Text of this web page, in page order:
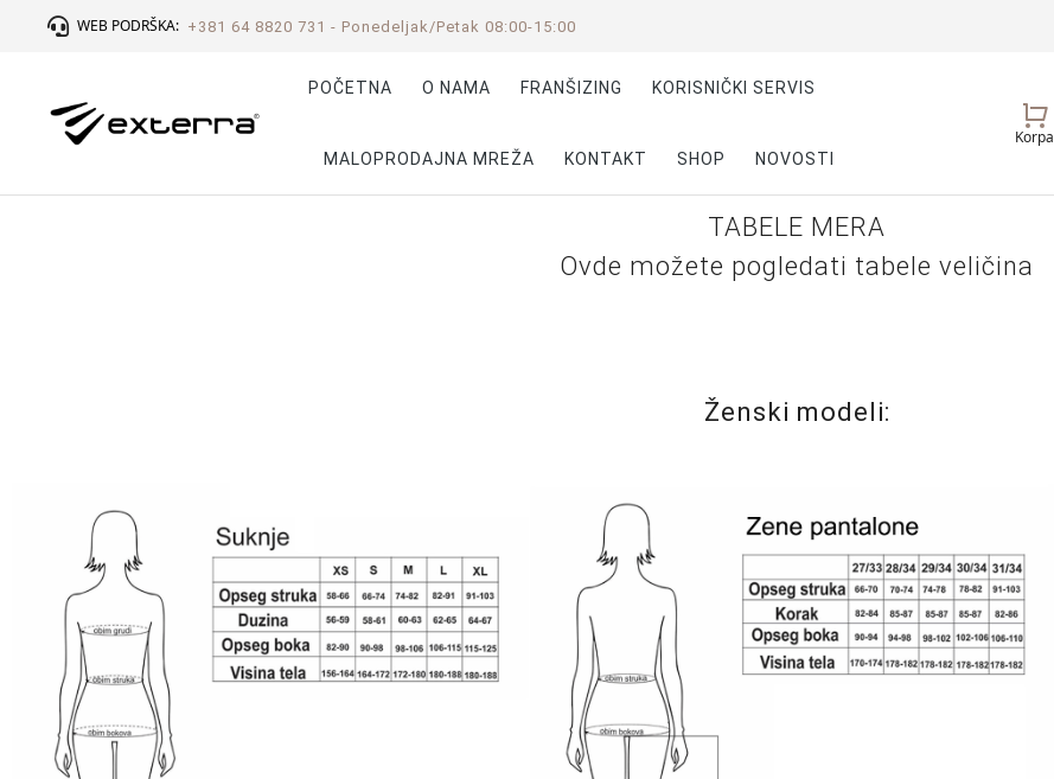
WEB PODRŠKA: +381 64 8820 731 - Ponedeljak/Petak 08:00-15:00
POČETNA O NAMA FRANŠIZING KORISNIČKI SERVIS
MALOPRODAJNA MREŽA KONTAKT SHOP NOVOSTI
Vaš
nalog
Korpa
TABELE MERA
Ovde možete pogledati tabele veličina
Ženski modeli: